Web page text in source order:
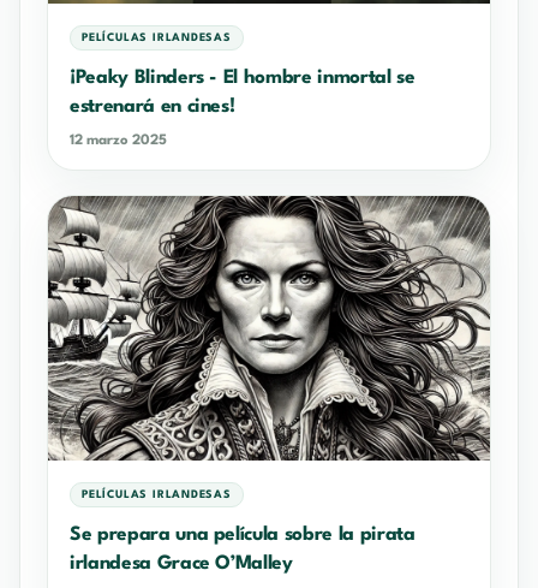
PELÍCULAS IRLANDESAS
¡Peaky Blinders - El hombre inmortal se
estrenará en cines!
12 marzo 2025
PELÍCULAS IRLANDESAS
Se prepara una película sobre la pirata
irlandesa Grace O’Malley